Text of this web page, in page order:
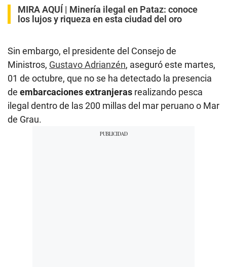
MIRA AQUÍ | Minería ilegal en Pataz: conoce
los lujos y riqueza en esta ciudad del oro
Sin embargo, el presidente del Consejo de
Ministros, Gustavo Adrianzén, aseguró este martes,
01 de octubre, que no se ha detectado la presencia
de embarcaciones extranjeras realizando pesca
ilegal dentro de las 200 millas del mar peruano o Mar
de Grau.